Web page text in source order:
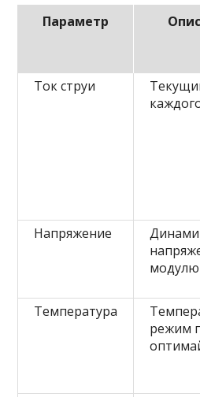
Параметр
Ток струи
Напряжение
модулю
Температура
режим